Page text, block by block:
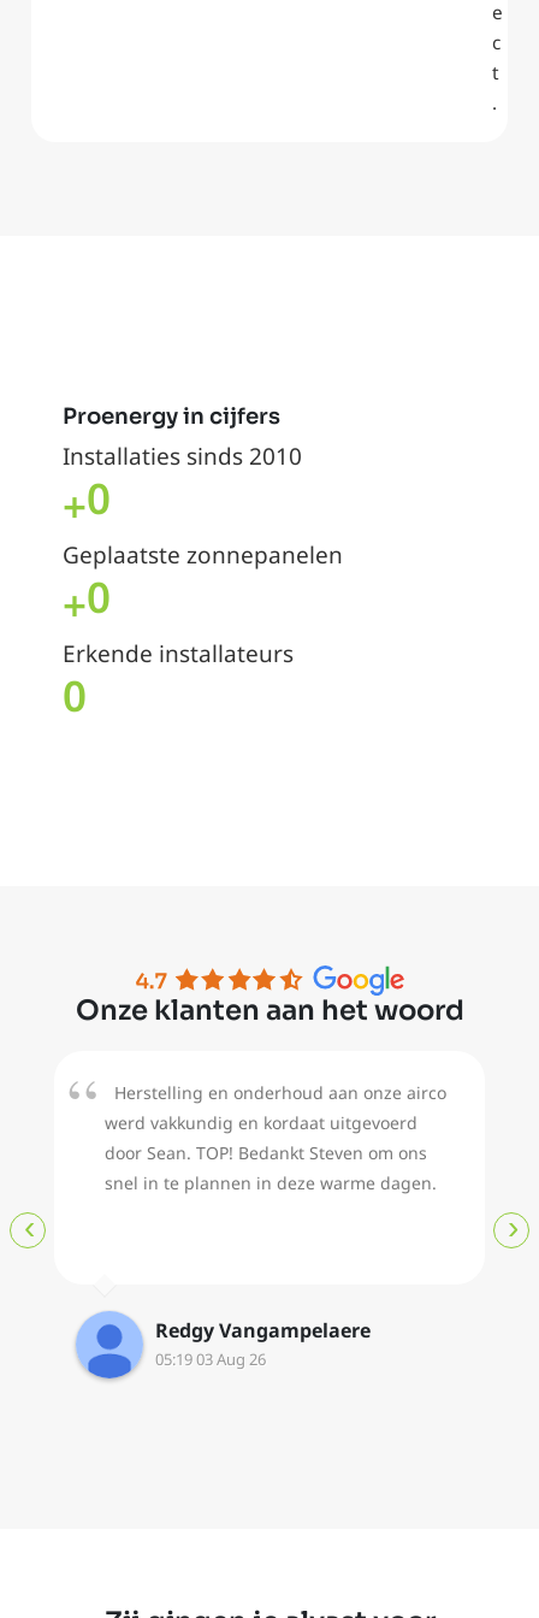
e
c
t
.
Proenergy in cijfers
Installaties sinds 2010
+0
Geplaatste zonnepanelen
+0
Erkende installateurs
0
Onze klanten aan het woord
Herstelling en onderhoud aan onze airco
werd vakkundig en kordaat uitgevoerd
door Sean. TOP! Bedankt Steven om ons
snel in te plannen in deze warme dagen.
Redgy Vangampelaere
05:19 03 Aug 26
‹ ›